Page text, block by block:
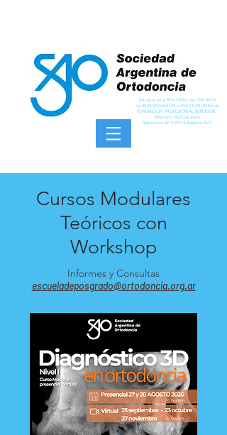
Inscripta en el REGISTRO de CENTROS
de INVESTIGACIÓN e INSTITUCIONES de
FORMACIÓN PROFESIONAL SUPERIOR.
Ministerio de Educación
Resolución Nº 2147/13 Registro Nº3
Cursos Modulares
Teóricos con
Workshop
Informes y Consultas
escueladeposgrado@ortodoncia.org.ar